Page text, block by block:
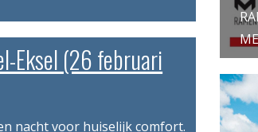
Eksel (26 februari
nacht voor huiselijk comfort.